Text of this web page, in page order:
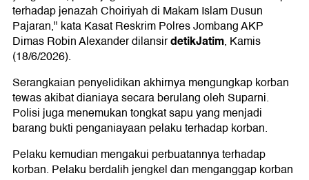
terhadap jenazah Choiriyah di Makam Islam Dusun
Pajaran," kata Kasat Reskrim Polres Jombang AKP
Dimas Robin Alexander dilansirdetikJatim, Kamis
(18/6/2026).
Serangkaian penyelidikan akhirnya mengungkap korban
tewas akibat dianiaya secara berulang oleh Suparni.
Polisi juga menemukan tongkat sapu yang menjadi
barang bukti penganiayaan pelaku terhadap korban.
Pelaku kemudian mengakui perbuatannya terhadap
korban. Pelaku berdalih jengkel dan menganggap korban